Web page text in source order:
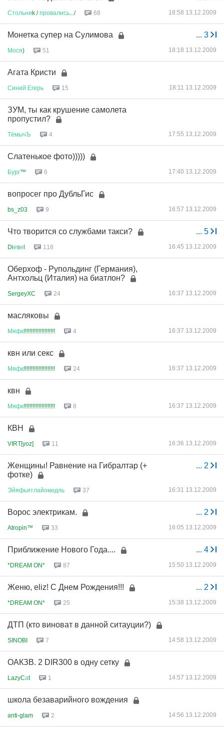
Стольниk /провались .../ 68 18:58 13.12.2009
... 3
Монетка супер на Сулимова
Мося) 51 18:18 13.12.2009
Агата Кристи
Синий Егерь 15 18:11 13.12.2009
ЗУМ, ты как крушение самолета
пропустил?
ТёмычЪ 4 17:55 13.12.2009
Слатенькое фото)))))
Бург™ 6 17:40 13.12.2009
вопросег про ДубльГис
bs_z03 9 16:57 13.12.2009
... 5
Что творится со службами такси?
Diеsеl 118 16:45 13.12.2009
Оберхоф - Рупольдинг (Германия),
Антхольц (Италия) на биатлон?
SergeyXC 24 16:37 13.12.2009
масляковы
Мяфк!!!!!!!!!!!!!!!!!!!!! 4 16:37 13.12.2009
квн или секс
Мяфк!!!!!!!!!!!!!!!!!!!!! 24 16:37 13.12.2009
квн
Мяфк!!!!!!!!!!!!!!!!!!!!! 8 16:37 13.12.2009
КВН
VIRT[yoz] 11 16:36 13.12.2009
... 2
Женщины! Равнение на Гибралтар (+
фотке)
Эйяфьятлайокюдль 37 16:31 13.12.2009
... 2
Ворос электрикам.
Atropin™ 33 16:05 13.12.2009
... 4
Приближение Нового Года....
*DREAM ON* 87 15:50 13.12.2009
... 2
Женю, eliz! C Днем Рождения!!!
*DREAM ON* 25 15:38 13.12.2009
ДТП (кто виноват в данной ситауции?)
SINOBI 7 14:58 13.12.2009
ОАКЗВ. 2 DIR300 в одну сетку
LazyCаt 1 14:57 13.12.2009
школа безаварийного вождения
anti-glam 2 14:56 13.12.2009